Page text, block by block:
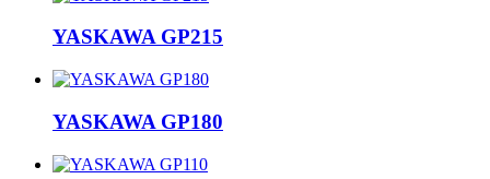
YASKAWA GP215
YASKAWA GP180